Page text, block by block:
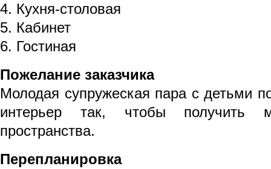
4. Кухня-столовая
5. Кабинет
6. Гостиная
Пожелание заказчика
Молодая супружеская пара с детьми
интерьер так, чтобы получить
пространства.
Перепланировка